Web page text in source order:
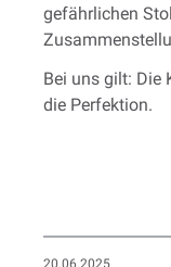
gefährlichen
Bei uns gilt: Die
die Perfektion.
20.06.2025